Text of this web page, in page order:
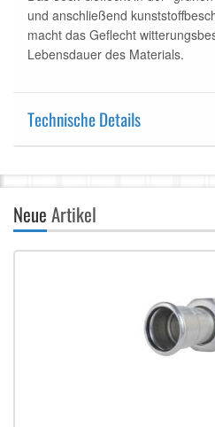
und anschließend
macht das Geflecht
Lebensdauer des Materials.
Technische Details
NeueArtikel